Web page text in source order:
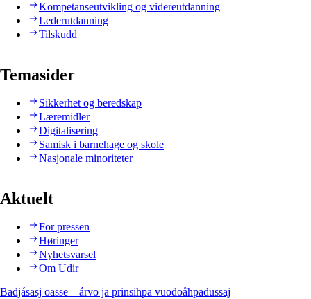
Kompetanseutvikling og videreutdanning
Lederutdanning
Tilskudd
Temasider
Sikkerhet og beredskap
Læremidler
Digitalisering
Samisk i barnehage og skole
Nasjonale minoriteter
Aktuelt
For pressen
Høringer
Nyhetsvarsel
Om Udir
Badjásasj oasse – árvo ja prinsihpa vuodoåhpadussaj